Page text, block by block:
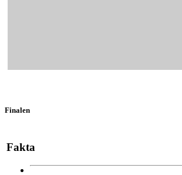
Finalen
Fakta